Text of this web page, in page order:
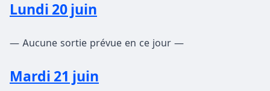
Lundi 20 juin
— Aucune sortie prévue en ce jour —
Mardi 21 juin